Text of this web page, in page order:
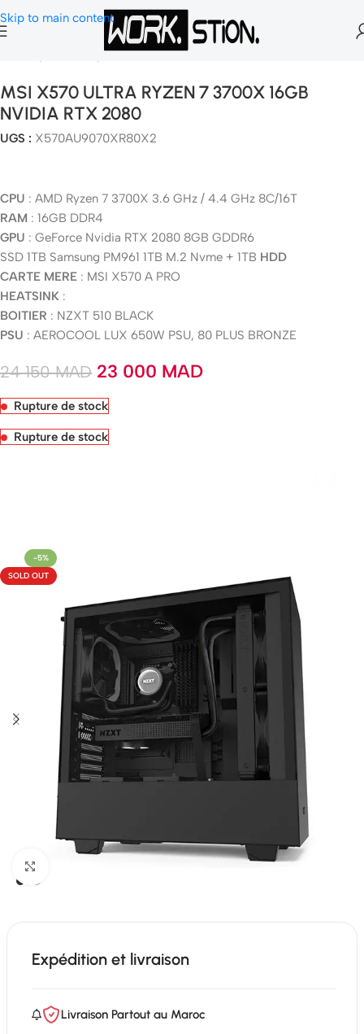
Skip to main content
Pc Gamer Fix
MSI X570 ULTRA RYZEN 7 3700X 16GB
NVIDIA RTX 2080
UGS : X570AU9070XR80X2
CPU : AMD Ryzen 7 3700X 3.6 GHz / 4.4 GHz 8C/16T
RAM : 16GB DDR4
GPU : GeForce Nvidia RTX 2080 8GB GDDR6
SSD 1TB Samsung PM961 1TB M.2 Nvme + 1TB HDD
CARTE MERE : MSI X570 A PRO
HEATSINK :
BOITIER : NZXT 510 BLACK
PSU : AEROCOOL LUX 650W PSU, 80 PLUS BRONZE
24 150MAD 23 000 MAD
Rupture de stock
Rupture de stock
-5%
SOLD OUT
Expédition et livraison
Livraison Partout au Maroc